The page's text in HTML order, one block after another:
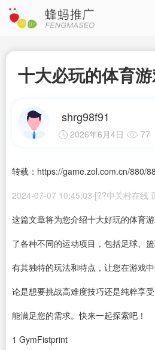
十大必玩的体育
shrg98f91
2026年6月4日 77
转载：https://game.zol.com.cn/880/
2024-07-07 10:45:03·[??中关村在线
这篇文章将为您介绍十大好玩的体育
了各种不同的运动项目，包括足球、
有其独特的玩法和特点，让您在游戏
论是想要挑战高难度技巧还是纯粹享
能满足您的需求。快来一起探索吧！
1 GymFistprint